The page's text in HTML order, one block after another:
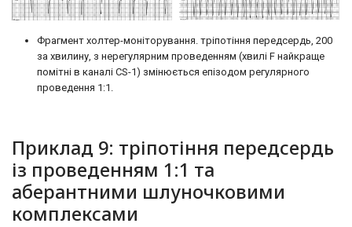
Фрагмент холтер-моніторування. тріпотіння передсердь, 200
за хвилину, з нерегулярним проведенням (хвилі F найкраще
помітні в каналі CS-1) змінюється епізодом регулярного
проведення 1:1.
Приклад 9: тріпотіння передсердь
із проведенням 1:1 та
аберантними шлуночковими
комплексами